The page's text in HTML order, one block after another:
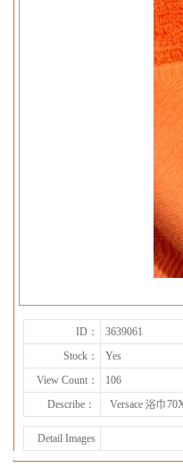
ID： 3639061
Stock：
Yes
View Count：
106
Describe：
Versace 浴巾
Detail Images